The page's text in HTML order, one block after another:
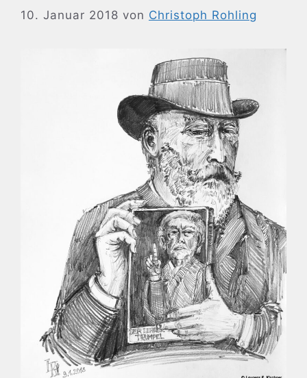
10. Januar 2018 von Christoph Rohling